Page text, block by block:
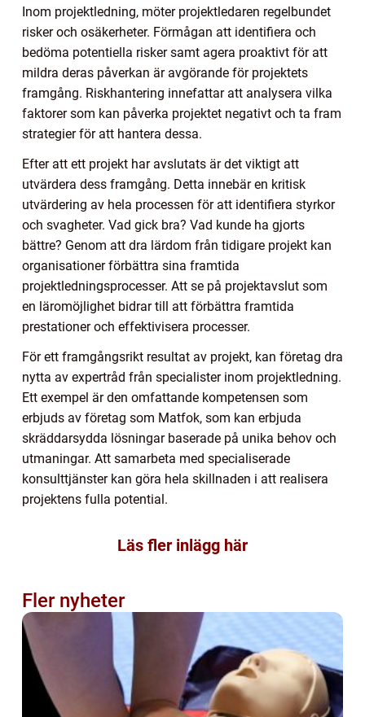
Inom projektledning, möter projektledaren regelbundet
risker och osäkerheter. Förmågan att identifiera och
bedöma potentiella risker samt agera proaktivt för att
mildra deras påverkan är avgörande för projektets
framgång. Riskhantering innefattar att analysera vilka
faktorer som kan påverka projektet negativt och ta fram
strategier för att hantera dessa.
Efter att ett projekt har avslutats är det viktigt att
utvärdera dess framgång. Detta innebär en kritisk
utvärdering av hela processen för att identifiera styrkor
och svagheter. Vad gick bra? Vad kunde ha gjorts
bättre? Genom att dra lärdom från tidigare projekt kan
organisationer förbättra sina framtida
projektledningsprocesser. Att se på projektavslut som
en läromöjlighet bidrar till att förbättra framtida
prestationer och effektivisera processer.
För ett framgångsrikt resultat av projekt, kan företag dra
nytta av expertråd från specialister inom projektledning.
Ett exempel är den omfattande kompetensen som
erbjuds av företag som Matfok, som kan erbjuda
skräddarsydda lösningar baserade på unika behov och
utmaningar. Att samarbeta med specialiserade
konsulttjänster kan göra hela skillnaden i att realisera
projektens fulla potential.
Läs fler inlägg här
Fler nyheter